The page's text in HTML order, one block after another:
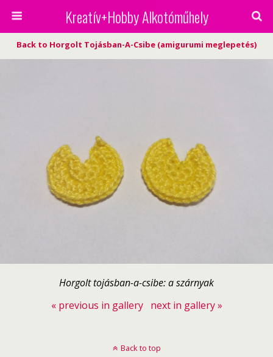
Kreatív+Hobby Alkotóműhely
Back to Horgolt Tojásban-A-Csibe (amigurumi meglepetés)
Horgolt tojásban-a-csibe: a szárnyak
« previous in gallery
next in gallery »
Back to top